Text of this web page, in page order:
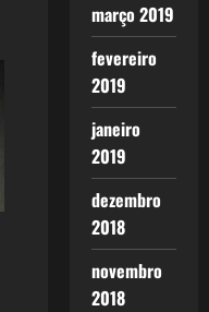
março 2019
fevereiro
2019
janeiro
2019
dezembro
2018
novembro
2018